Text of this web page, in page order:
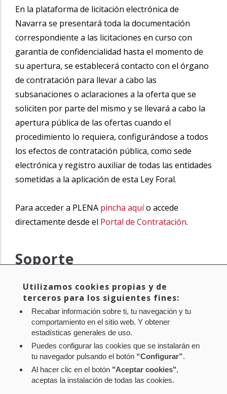
En la plataforma de licitación electrónica de
Navarra se presentará toda la documentación
correspondiente a las licitaciones en curso con
garantía de confidencialidad hasta el momento de
su apertura, se establecerá contacto con el órgano
de contratación para llevar a cabo las
subsanaciones o aclaraciones a la oferta que se
soliciten por parte del mismo y se llevará a cabo la
apertura pública de las ofertas cuando el
procedimiento lo requiera, configurándose a todos
los efectos de contratación pública, como sede
electrónica y registro auxiliar de todas las entidades
sometidas a la aplicación de esta Ley Foral.
Para acceder a PLENA pincha aquío accede
directamente desde el Portal de Contratación.
Soporte
Para cualquier aclaración o duda respecto al Portal
de Contratación de Navarra, puedes consultar con
el
centro de ayuda del Portal de Contratación.
Esperamos que sea de tu interés.
Política de privacidad
Política de cookies
Utilizamos cookies propias y de
terceros para los siguientes fines:
Recabar información sobre ti, tu navegación y tu
comportamiento en el sitio web. Y obtener
estadísticas generales de uso.
Puedes configurar las cookies que se instalarán en
tu navegador pulsando el botón “Configurar”.
Al hacer clic en el botón "Aceptar cookies",
aceptas la instalación de todas las cookies.